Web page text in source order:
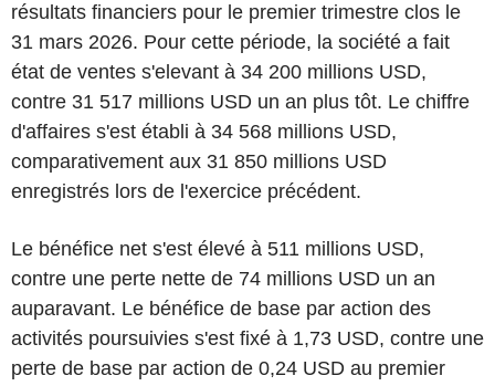
résultats financiers pour le premier trimestre clos le
31 mars 2026. Pour cette période, la société a fait
état de ventes s'elevant à 34 200 millions USD,
contre 31 517 millions USD un an plus tôt. Le chiffre
d'affaires s'est établi à 34 568 millions USD,
comparativement aux 31 850 millions USD
enregistrés lors de l'exercice précédent.
Le bénéfice net s'est élevé à 511 millions USD,
contre une perte nette de 74 millions USD un an
auparavant. Le bénéfice de base par action des
activités poursuivies s'est fixé à 1,73 USD, contre une
perte de base par action de 0,24 USD au premier